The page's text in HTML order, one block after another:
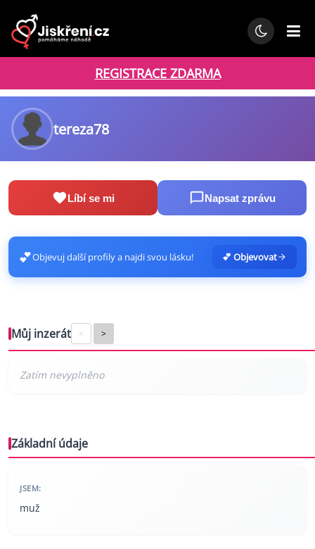
REGISTRACE ZDARMA
tereza78
Líbí se mi Napsat zprávu
💕Objevuj další profily a najdi svou lásku! 💕 Objevovat
Můj inzerát < >
Základní údaje
JSEM:
muž